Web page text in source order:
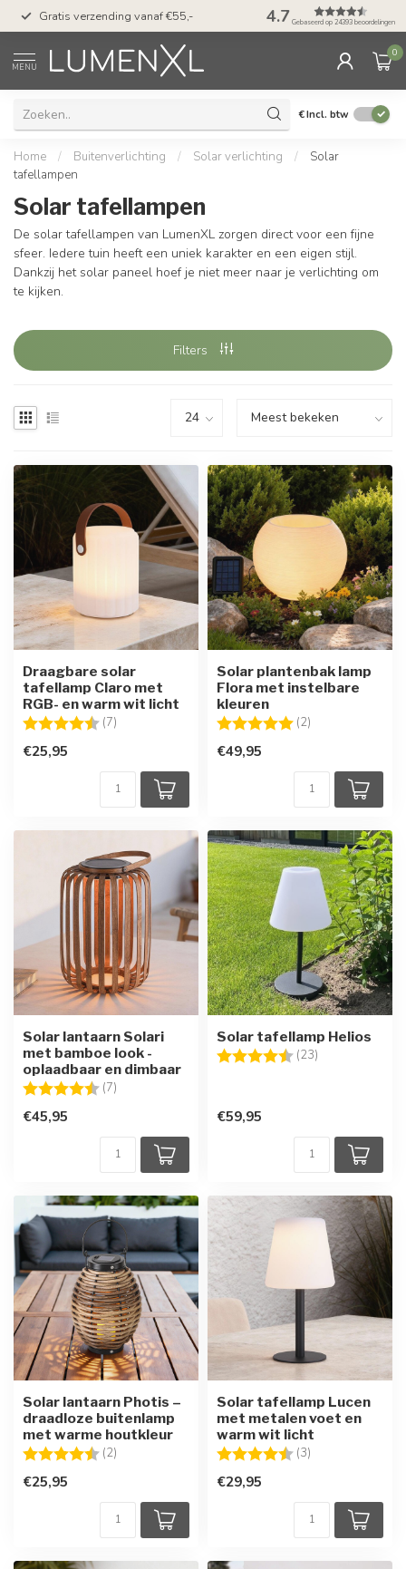
Gratis verzending vanaf €55,- 50 dagen
met Klarna
4.7 Gebaseerd op 24393 beoordelingen
MENU
0
€Incl. btw
Home / Buitenverlichting / Solar verlichting /
Solar
tafellampen
Solar tafellampen
De solar tafellampen van LumenXL zorgen direct voor een fijne
sfeer. Iedere tuin heeft een uniek karakter en een eigen stijl.
Dankzij het solar paneel hoef je niet meer naar je verlichting om
te kijken.
Filters
Draagbare solar
tafellamp Claro met
RGB- en warm wit licht
Beoordeling: (7)
€25,95
Solar plantenbak lamp
Flora met instelbare
kleuren
Beoordeling: (2)
€49,95
Solar lantaarn Solari
met bamboe look -
oplaadbaar en dimbaar
Beoordeling: (7)
€45,95
Solar tafellamp Helios
Beoordeling: (23)
€59,95
Solar lantaarn Photis –
draadloze buitenlamp
met warme houtkleur
Beoordeling: (2)
€25,95
Solar tafellamp Lucen
met metalen voet en
warm wit licht
Beoordeling: (3)
€29,95